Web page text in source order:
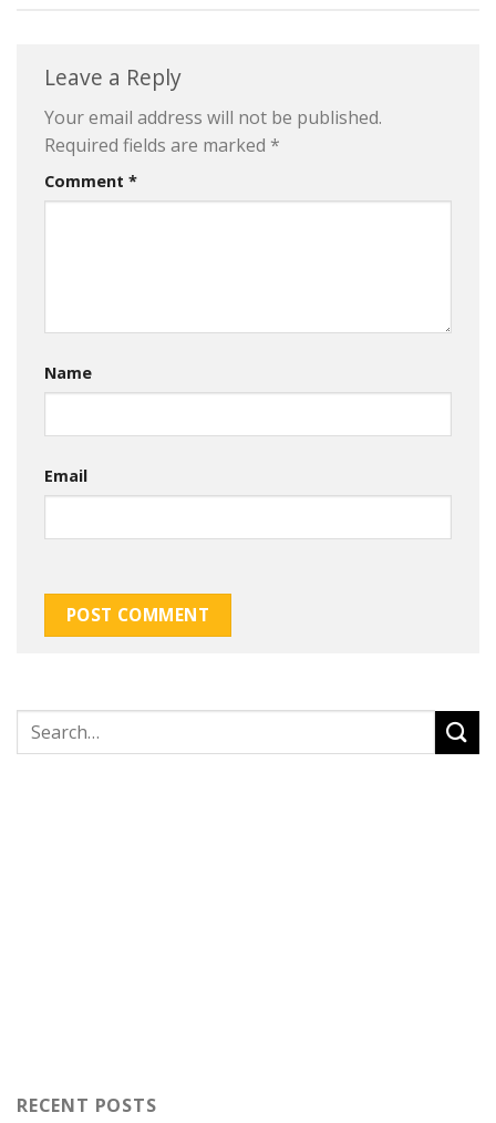
Leave a Reply
Your email address will not be published.
Required fields are marked *
Comment *
Name
Email
RECENT POSTS